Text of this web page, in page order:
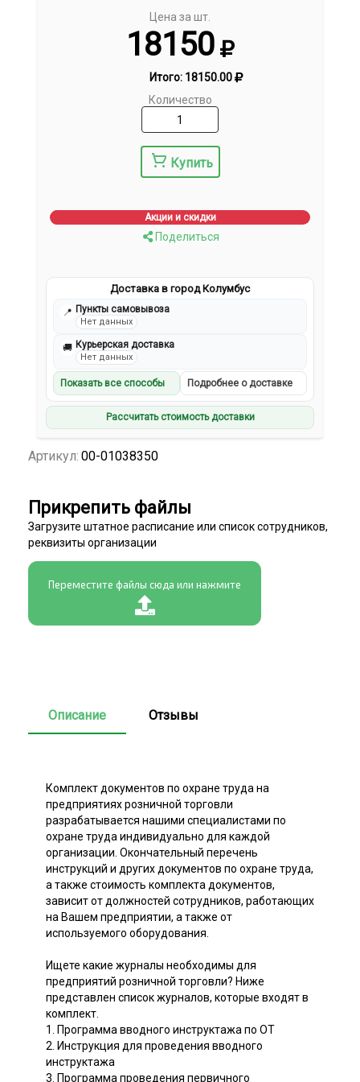
Цена за шт.
18150
Итого: 18150.00
Количество
Купить
Акции и скидки
Поделиться
Доставка в город Колумбус
📍 Пункты самовывоза
Нет данных
🚚 Курьерская доставка
Нет данных
Показать все способы Подробнее о доставке
Рассчитать стоимость доставки
Артикул: 00-01038350
Прикрепить файлы
Загрузите штатное расписание или список сотрудников,
реквизиты организации
Переместите файлы сюда или нажмите
Описание Отзывы
Комплект документов по охране труда на
предприятиях розничной торговли
разрабатывается нашими специалистами по
охране труда индивидуально для каждой
организации. Окончательный перечень
инструкций и других документов по охране труда,
а также стоимость комплекта документов,
зависит от должностей сотрудников, работающих
на Вашем предприятии, а также от
используемого оборудования.
Ищете какие журналы необходимы для
предприятий розничной торговли? Ниже
представлен список журналов, которые входят в
комплект.
1. Программа вводного инструктажа по ОТ
2. Инструкция для проведения вводного
инструктажа
3. Программа проведения первичного